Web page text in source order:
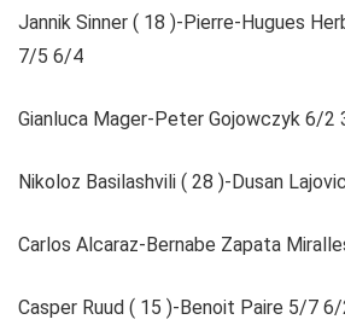
Jannik Sinner ( 18 )-Pierre-Hugues
7/5 6/4
Gianluca Mager-Peter Gojowczyk 6/
Nikoloz Basilashvili ( 28 )-Dusan
Carlos Alcaraz-Bernabe Zapata
Casper Ruud ( 15 )-Benoit Paire 5/7